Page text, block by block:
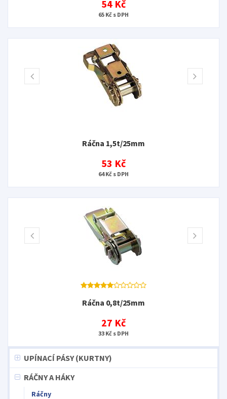
54 Kč
65 Kč s DPH
Ráčna 1,5t/25mm
53 Kč
64 Kč s DPH
Ráčna 0,8t/25mm
27 Kč
33 Kč s DPH
UPÍNACÍ PÁSY (KURTNY)
RÁČNY A HÁKY
Ráčny